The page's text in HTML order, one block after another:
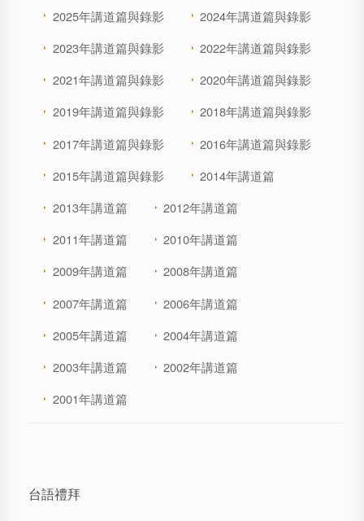
2025年講道篇與錄影
2024年講道篇與錄影
2023年講道篇與錄影
2022年講道篇與錄影
2021年講道篇與錄影
2020年講道篇與錄影
2019年講道篇與錄影
2018年講道篇與錄影
2017年講道篇與錄影
2016年講道篇與錄影
2015年講道篇與錄影
2014年講道篇
2013年講道篇
2012年講道篇
2011年講道篇
2010年講道篇
2009年講道篇
2008年講道篇
2007年講道篇
2006年講道篇
2005年講道篇
2004年講道篇
2003年講道篇
2002年講道篇
2001年講道篇
台語禮拜